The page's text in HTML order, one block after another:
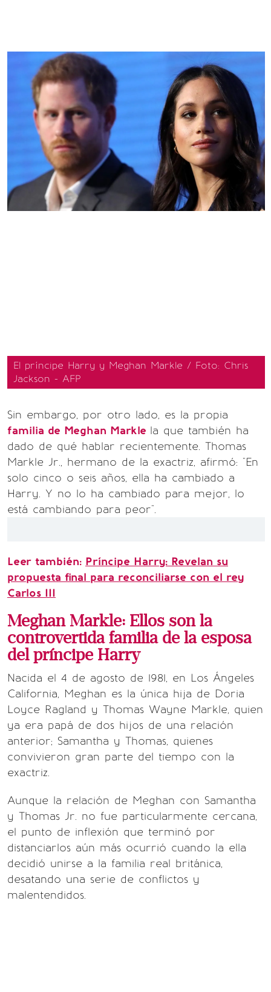
El príncipe Harry y Meghan Markle / Foto: Chris
Jackson - AFP
Sin embargo, por otro lado, es la propia
familia de Meghan Markle la que también ha
dado de qué hablar recientemente. Thomas
Markle Jr., hermano de la exactriz, afirmó: "En
solo cinco o seis años, ella ha cambiado a
Harry. Y no lo ha cambiado para mejor, lo
está cambiando para peor".
Leer también: Príncipe Harry: Revelan su
propuesta final para reconciliarse con el rey
Carlos III
Meghan Markle: Ellos son la
controvertida familia de la esposa
del príncipe Harry
Nacida el 4 de agosto de 1981, en Los Ángeles
California, Meghan es la única hija de Doria
Loyce Ragland y Thomas Wayne Markle, quien
ya era papá de dos hijos de una relación
anterior; Samantha y Thomas, quienes
convivieron gran parte del tiempo con la
exactriz.
Aunque la relación de Meghan con Samantha
y Thomas Jr. no fue particularmente cercana,
el punto de inflexión que terminó por
distanciarlos aún más ocurrió cuando la ella
decidió unirse a la familia real británica,
desatando una serie de conflictos y
malentendidos.